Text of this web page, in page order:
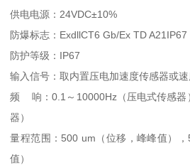
供电电源：24VDC±10%
防爆标志：ExdllCT6 Gb/Ex TD
防护等级：IP67
输入信号：取内置压电加速度传感器或
频 响：0.1～10000Hz（压电式传感器
器）
量程范围：500 um（位移，峰峰值）
值）